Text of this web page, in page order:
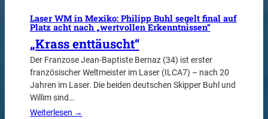
Laser WM in Mexiko: Philipp Buhl segelt final auf
Platz acht nach „wertvollen Erkenntnissen“
„Krass enttäuscht“
Der Franzose Jean-Baptiste Bernaz (34) ist erster
französischer Weltmeister im Laser (ILCA7) – nach 20
Jahren im Laser. Die beiden deutschen Skipper Buhl und
Willim sind…
Weiterlesen →